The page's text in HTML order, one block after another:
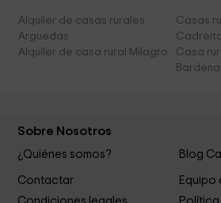
Alquiler de casas rurales
Arguedas
Casas
Alquiler de casa rural Milagro
Casa
Sobre Nosotros
¿Quiénes somos? Blog
Contactar
Equipo